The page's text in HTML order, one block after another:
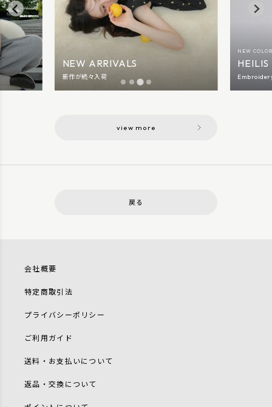
NEW ARRIVALS
新作が続々入荷
NEW
view more
戻る
会社概要
特定商取引法
プライバシーポリシー
ご利用ガイド
送料・お支払いについて
返品・交換について